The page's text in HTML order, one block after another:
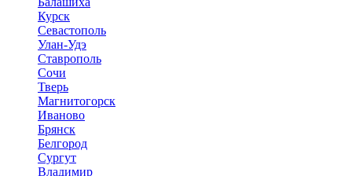
Курск
Севастополь
Улан-Удэ
Ставрополь
Сочи
Тверь
Магнитогорск
Иваново
Брянск
Белгород
Сургут
Владимир